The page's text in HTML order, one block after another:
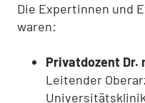
Die Expertinnen und
waren:
Privatdozent Dr.
Leitender